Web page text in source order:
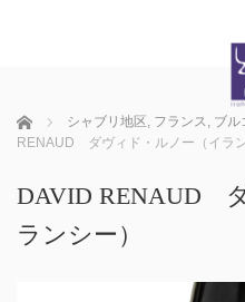
ホーム シャブリ地区, フランス, ブル
RENAUD ダヴィド・ルノー（イラン
DAVID RENAUD
ランシー）